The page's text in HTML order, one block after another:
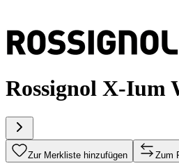
Rossignol X-Ium
Zur Merkliste hinzufügen Zum